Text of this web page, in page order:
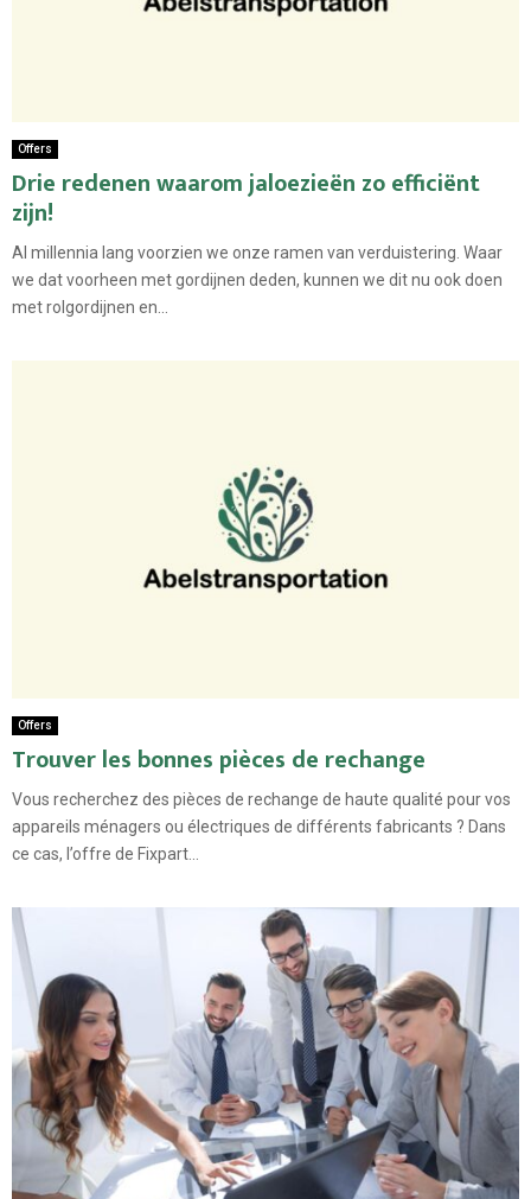
Offers
Drie redenen waarom jaloezieën zo efficiënt
zijn!
Al millennia lang voorzien we onze ramen van verduistering. Waar
we dat voorheen met gordijnen deden, kunnen we dit nu ook doen
met rolgordijnen en...
Offers
Trouver les bonnes pièces de rechange
Vous recherchez des pièces de rechange de haute qualité pour vos
appareils ménagers ou électriques de différents fabricants ? Dans
ce cas, l’offre de Fixpart...